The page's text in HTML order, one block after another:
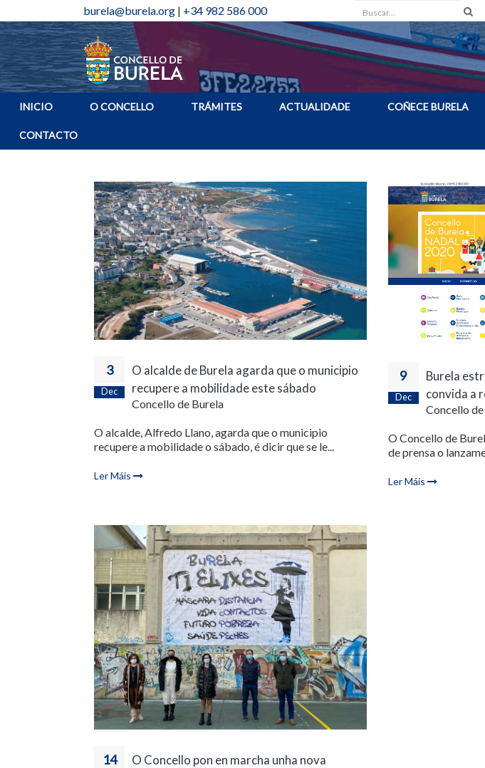
burela@burela.org | +34 982 586 000 Buscar
INICIO O CONCELLO TRÁMITES ACTUALIDADE COÑECE BURELA
CONTACTO
3
Dec
O alcalde de Burela agarda que o municipio
recupere a mobilidade este sábado
Concello de Burela
O alcalde, Alfredo Llano, agarda que o municipio
recupere a mobilidade o sábado, é dicir que se le...
Ler Máis
9
Dec
Burela
convida a
Concello
O Concello de
de prensa o
Ler Máis
14
O Concello pon en marcha unha nova